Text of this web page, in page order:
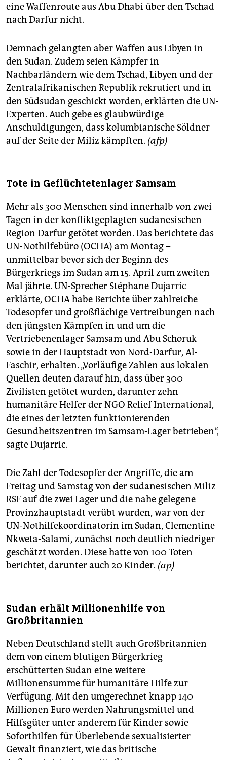
eine Waffenroute aus Abu Dhabi über den Tschad
nach Darfur nicht.
Demnach gelangten aber Waffen aus Libyen in
den Sudan. Zudem seien Kämpfer in
Nachbarländern wie dem Tschad, Libyen und der
Zentralafrikanischen Republik rekrutiert und in
den Südsudan geschickt worden, erklärten die UN-
Experten. Auch gebe es glaubwürdige
Anschuldigungen, dass kolumbianische Söldner
auf der Seite der Miliz kämpften. (afp)
Tote in Geflüchtetenlager Samsam
Mehr als 300 Menschen sind innerhalb von zwei
Tagen in der konfliktgeplagten sudanesischen
Region Darfur getötet worden. Das berichtete das
UN-Nothilfebüro (OCHA) am Montag –
unmittelbar bevor sich der Beginn des
Bürgerkriegs im Sudan am 15. April zum zweiten
Mal jährte. UN-Sprecher Stéphane Dujarric
erklärte, OCHA habe Berichte über zahlreiche
Todesopfer und großflächige Vertreibungen nach
den jüngsten Kämpfen in und um die
Vertriebenenlager Samsam und Abu Schoruk
sowie in der Hauptstadt von Nord-Darfur, Al-
Faschir, erhalten. „Vorläufige Zahlen aus lokalen
Quellen deuten darauf hin, dass über 300
Zivilisten getötet wurden, darunter zehn
humanitäre Helfer der NGO Relief International,
die eines der letzten funktionierenden
Gesundheitszentren im Samsam-Lager betrieben“,
sagte Dujarric.
Die Zahl der Todesopfer der Angriffe, die am
Freitag und Samstag von der sudanesischen Miliz
RSF auf die zwei Lager und die nahe gelegene
Provinzhauptstadt verübt wurden, war von der
UN-Nothilfekoordinatorin im Sudan, Clementine
Nkweta-Salami, zunächst noch deutlich niedriger
geschätzt worden. Diese hatte von 100 Toten
berichtet, darunter auch 20 Kinder. (ap)
Sudan erhält Millionenhilfe von
Großbritannien
Neben Deutschland stellt auch Großbritannien
dem von einem blutigen Bürgerkrieg
erschütterten Sudan eine weitere
Millionensumme für humanitäre Hilfe zur
Verfügung. Mit den umgerechnet knapp 140
Millionen Euro werden Nahrungsmittel und
Hilfsgüter unter anderem für Kinder sowie
Soforthilfen für Überlebende sexualisierter
Gewalt finanziert, wie das britische